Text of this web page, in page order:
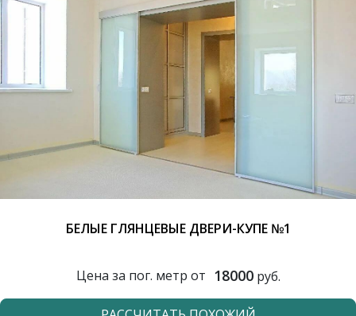
БЕЛЫЕ ГЛЯНЦЕВЫЕ ДВЕРИ-КУПЕ №1
Цена за пог. метр от 18000руб.